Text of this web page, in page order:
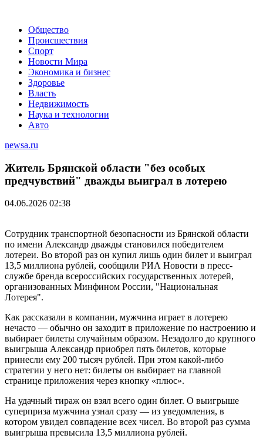
Общество
Происшествия
Спорт
Новости Мира
Экономика и бизнес
Здоровье
Власть
Недвижимость
Наука и технологии
Авто
newsa.ru
Житель Брянской области "без особых
предчувствий" дважды выиграл в лотерею
04.06.2026 02:38
Сотрудник транспортной безопасности из Брянской области
по имени Александр дважды становился победителем
лотереи. Во второй раз он купил лишь один билет и выиграл
13,5 миллиона рублей, сообщили РИА Новости в пресс-
службе бренда всероссийских государственных лотерей,
организованных Минфином России, "Национальная
Лотерея".
Как рассказали в компании, мужчина играет в лотерею
нечасто — обычно он заходит в приложение по настроению и
выбирает билеты случайным образом. Незадолго до крупного
выигрыша Александр приобрел пять билетов, которые
принесли ему 200 тысяч рублей. При этом какой-либо
стратегии у него нет: билеты он выбирает на главной
странице приложения через кнопку «плюс».
На удачный тираж он взял всего один билет. О выигрыше
суперприза мужчина узнал сразу — из уведомления, в
котором увидел совпадение всех чисел. Во второй раз сумма
выигрыша превысила 13,5 миллиона рублей.